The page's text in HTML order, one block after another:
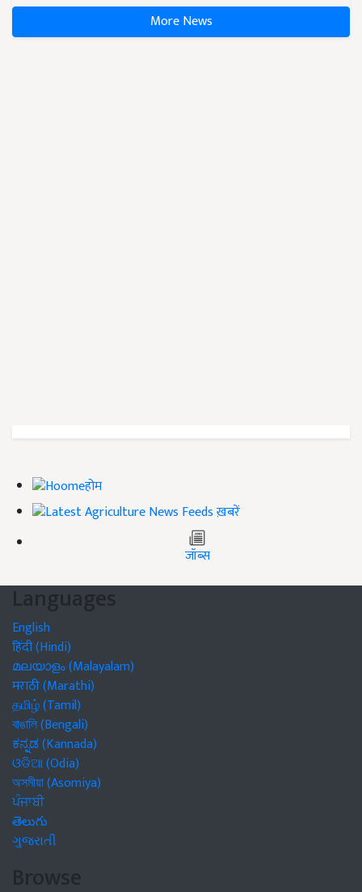
More News
होम
ख़बरें
जॉब्स
Languages
English
हिंदी (Hindi)
മലയാളം (Malayalam)
मराठी (Marathi)
தமிழ் (Tamil)
বাঙালি (Bengali)
ಕನ್ನಡ (Kannada)
ଓଡିଆ (Odia)
অসমীয়া (Asomiya)
ਪੰਜਾਬੀ
తెలుగు
ગુજરાતી
Browse